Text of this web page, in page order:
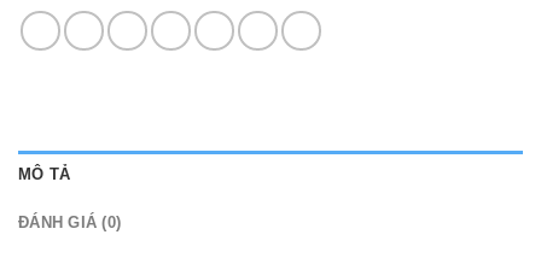
MÔ TẢ
ĐÁNH GIÁ (0)